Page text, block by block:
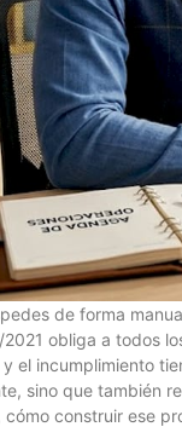
de forma
obliga a todos
el incumplimiento
sino que también
construir ese